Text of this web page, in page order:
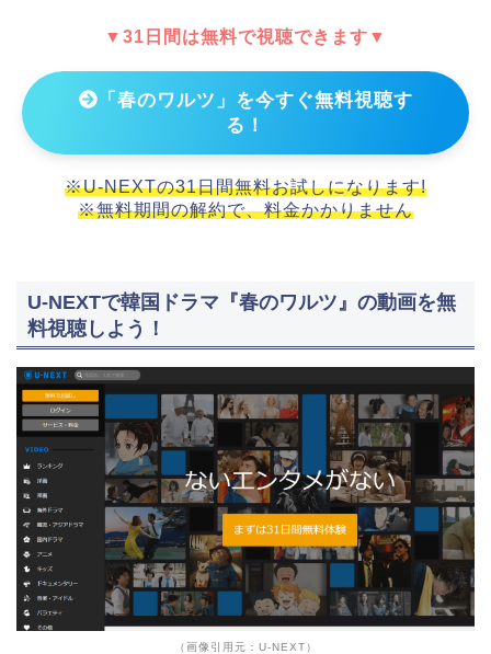
▼31日間は無料で視聴できます▼
「春のワルツ」を今すぐ無料視聴す
る！
※U-NEXTの31日間無料お試しになります!
※無料期間の解約で、料金かかりません
U-NEXTで韓国ドラマ『春のワルツ』の動画を無
料視聴しよう！
（画像引用元：U-NEXT）